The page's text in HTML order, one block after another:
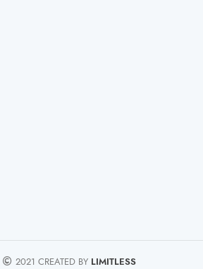
2021 CREATED BY LIMITLESS